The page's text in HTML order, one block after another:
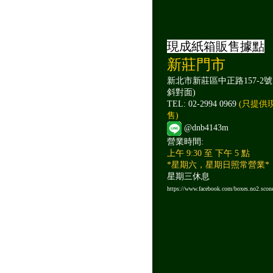
現成紙箱販售據點
新莊門市
新北市新莊區中正路157-2
斜對面)
TEL: 02-2994 0969 (只提供
售)
@dnb4143m
營業時間:
上午 9:30 至 下午 5 點
*星期六，星期日照常營業*
星期三休息
https://www.facebook.com/